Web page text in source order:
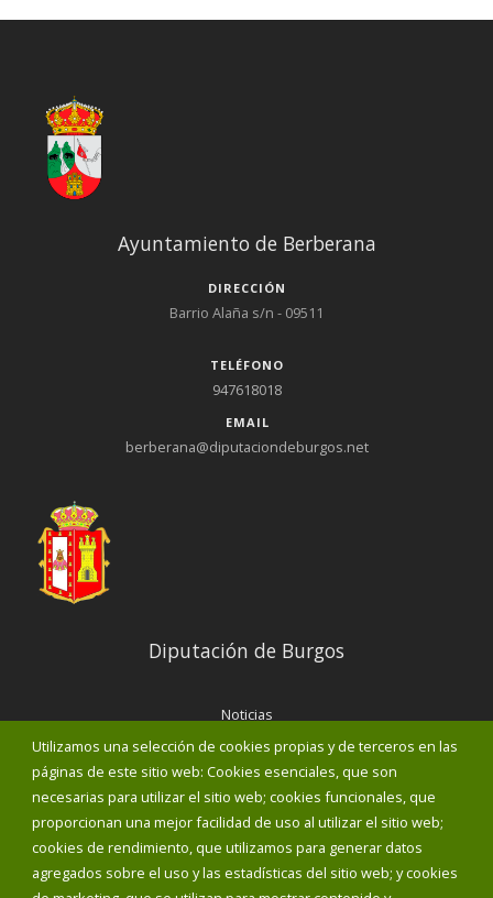
Utilizamos una selección de cookies propias y de terceros en las
páginas de este sitio web: Cookies esenciales, que son
necesarias para utilizar el sitio web; cookies funcionales, que
proporcionan una mejor facilidad de uso al utilizar el sitio web;
cookies de rendimiento, que utilizamos para generar datos
agregados sobre el uso y las estadísticas del sitio web; y cookies
Ayuntamiento de Berberana
DIRECCIÓN
Barrio Alaña s/n - 09511
TELÉFONO
947618018
EMAIL
berberana@diputaciondeburgos.net
Diputación de Burgos
Noticias
Eventos
Corporación Municipal
Teléfonos de interés
INICIAR SESIÓN
MAPA WEB